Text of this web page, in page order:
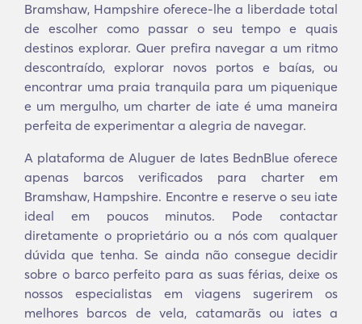
Bramshaw, Hampshire oferece-lhe a liberdade total
de escolher como passar o seu tempo e quais
destinos explorar. Quer prefira navegar a um ritmo
descontraído, explorar novos portos e baías, ou
encontrar uma praia tranquila para um piquenique
e um mergulho, um charter de iate é uma maneira
perfeita de experimentar a alegria de navegar.
A plataforma de Aluguer de Iates BednBlue oferece
apenas barcos verificados para charter em
Bramshaw, Hampshire. Encontre e reserve o seu iate
ideal em poucos minutos. Pode contactar
diretamente o proprietário ou a nós com qualquer
dúvida que tenha. Se ainda não consegue decidir
sobre o barco perfeito para as suas férias, deixe os
nossos especialistas em viagens sugerirem os
melhores barcos de vela, catamarãs ou iates a